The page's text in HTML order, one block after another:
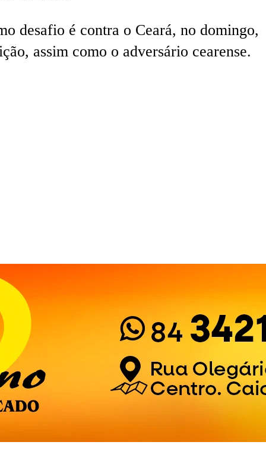
desafio é contra o Ceará, no domingo,
assim como o adversário cearense.